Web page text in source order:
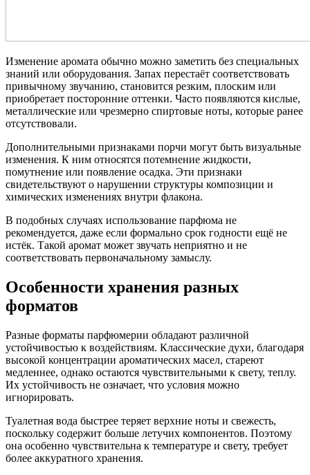
Изменение аромата обычно можно заметить без специальных
знаний или оборудования. Запах перестаёт соответствовать
привычному звучанию, становится резким, плоским или
приобретает посторонние оттенки. Часто появляются кислые,
металлические или чрезмерно спиртовые ноты, которые ранее
отсутствовали.
Дополнительными признаками порчи могут быть визуальные
изменения. К ним относятся потемнение жидкости,
помутнение или появление осадка. Эти признаки
свидетельствуют о нарушении структуры композиции и
химических изменениях внутри флакона.
В подобных случаях использование парфюма не
рекомендуется, даже если формально срок годности ещё не
истёк. Такой аромат может звучать неприятно и не
соответствовать первоначальному замыслу.
Особенности хранения разных
форматов
Разные форматы парфюмерии обладают различной
устойчивостью к воздействиям. Классические духи, благодаря
высокой концентрации ароматических масел, стареют
медленнее, однако остаются чувствительными к свету, теплу.
Их устойчивость не означает, что условия можно
игнорировать.
Туалетная вода быстрее теряет верхние ноты и свежесть,
поскольку содержит больше летучих компонентов. Поэтому
она особенно чувствительна к температуре и свету, требует
более аккуратного хранения.